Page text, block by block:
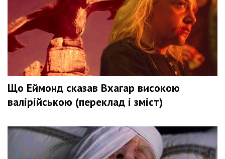
Що Еймонд сказав Вхагар високою
валірійською (переклад і зміст)